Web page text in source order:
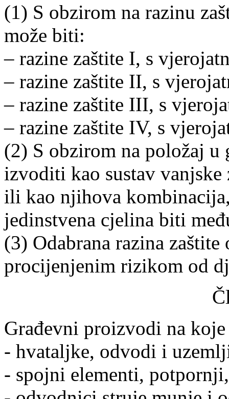
(1) S obzirom na razinu
može biti:
– razine zaštite I, s
– razine zaštite II, s
– razine zaštite III, s
– razine zaštite IV, s
(2) S obzirom na položaj u
izvoditi kao sustav
ili kao njihova
jedinstvena cjelina biti
(3) Odabrana razina
procijenjenim rizikom od
Građevni proizvodi na
- hvataljke, odvodi i
- spojni elementi,